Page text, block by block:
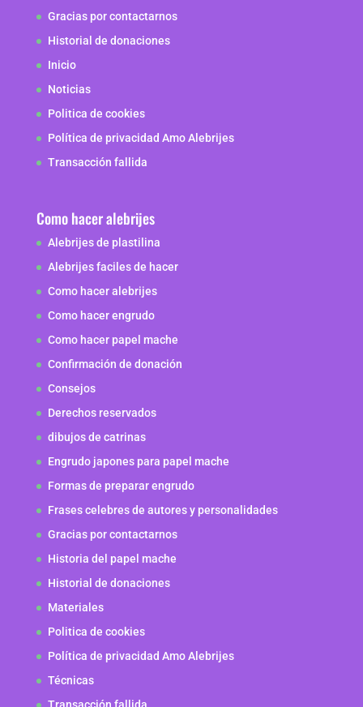
Gracias por contactarnos
Historial de donaciones
Inicio
Noticias
Politica de cookies
Política de privacidad Amo Alebrijes
Transacción fallida
Como hacer alebrijes
Alebrijes de plastilina
Alebrijes faciles de hacer
Como hacer alebrijes
Como hacer engrudo
Como hacer papel mache
Confirmación de donación
Consejos
Derechos reservados
dibujos de catrinas
Engrudo japones para papel mache
Formas de preparar engrudo
Frases celebres de autores y personalidades
Gracias por contactarnos
Historia del papel mache
Historial de donaciones
Materiales
Politica de cookies
Política de privacidad Amo Alebrijes
Técnicas